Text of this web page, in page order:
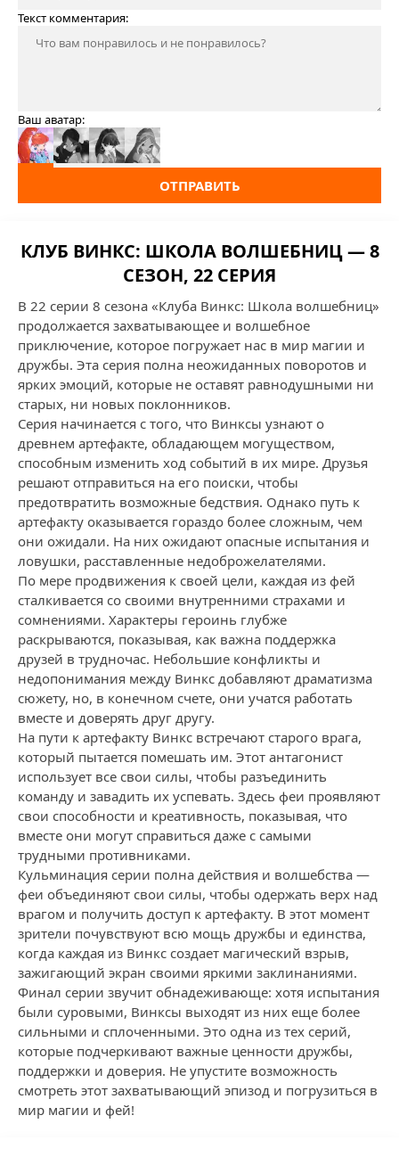
Текст комментария:
Ваш аватар:
ОТПРАВИТЬ
КЛУБ ВИНКС: ШКОЛА ВОЛШЕБНИЦ — 8
СЕЗОН, 22 СЕРИЯ
В 22 серии 8 сезона «Клуба Винкс: Школа волшебниц»
продолжается захватывающее и волшебное
приключение, которое погружает нас в мир магии и
дружбы. Эта серия полна неожиданных поворотов и
ярких эмоций, которые не оставят равнодушными ни
старых, ни новых поклонников.
Серия начинается с того, что Винксы узнают о
древнем артефакте, обладающем могуществом,
способным изменить ход событий в их мире. Друзья
решают отправиться на его поиски, чтобы
предотвратить возможные бедствия. Однако путь к
артефакту оказывается гораздо более сложным, чем
они ожидали. На них ожидают опасные испытания и
ловушки, расставленные недоброжелателями.
По мере продвижения к своей цели, каждая из фей
сталкивается со своими внутренними страхами и
сомнениями. Характеры героинь глубже
раскрываются, показывая, как важна поддержка
друзей в трудночас. Небольшие конфликты и
недопонимания между Винкс добавляют драматизма
сюжету, но, в конечном счете, они учатся работать
вместе и доверять друг другу.
На пути к артефакту Винкс встречают старого врага,
который пытается помешать им. Этот антагонист
использует все свои силы, чтобы разъединить
команду и завадить их успевать. Здесь феи проявляют
свои способности и креативность, показывая, что
вместе они могут справиться даже с самыми
трудными противниками.
Кульминация серии полна действия и волшебства —
феи объединяют свои силы, чтобы одержать верх над
врагом и получить доступ к артефакту. В этот момент
зрители почувствуют всю мощь дружбы и единства,
когда каждая из Винкс создает магический взрыв,
зажигающий экран своими яркими заклинаниями.
Финал серии звучит обнадеживающе: хотя испытания
были суровыми, Винксы выходят из них еще более
сильными и сплоченными. Это одна из тех серий,
которые подчеркивают важные ценности дружбы,
поддержки и доверия. Не упустите возможность
смотреть этот захватывающий эпизод и погрузиться в
мир магии и фей!